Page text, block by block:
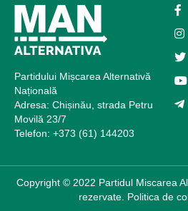
Partidului Mișcarea Alternativă
Națională
Adresa: Chișinău, strada Petru
Movilă 23/7
Telefon: +373 (61) 144203
Copyright © 2022 Partidul Miscarea
rezervate. Politica de